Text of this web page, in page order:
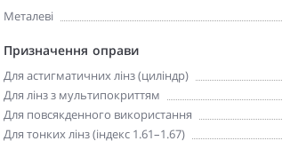
Металеві
Призначення оправи
Для астигматичних лінз (циліндр)
Для лінз з мультипокриттям
Для повсякденного використання
Для тонких лінз (індекс 1.61–1.67)